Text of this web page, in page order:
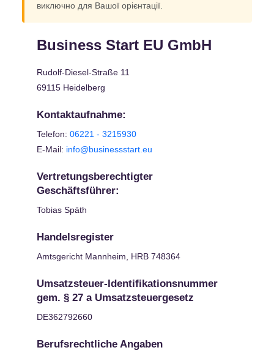
виключно для Вашої орієнтації.
Business Start EU GmbH
Rudolf-Diesel-Straße 11
69115 Heidelberg
Kontaktaufnahme:
Telefon: 06221 - 3215930
E-Mail: info@businessstart.eu
Vertretungsberechtigter
Geschäftsführer:
Tobias Späth
Handelsregister
Amtsgericht Mannheim, HRB 748364
Umsatzsteuer-Identifikationsnummer
gem. § 27 a Umsatzsteuergesetz
DE362792660
Berufsrechtliche Angaben